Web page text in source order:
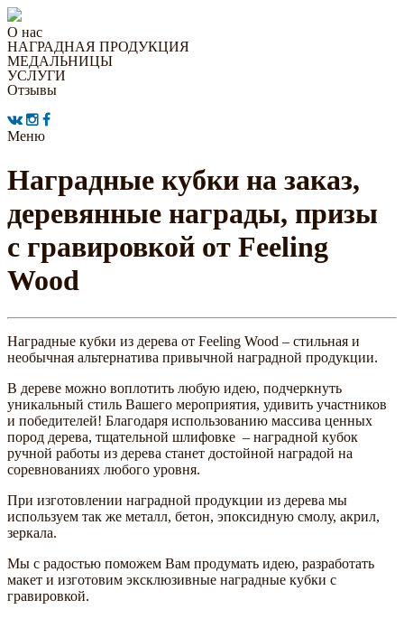
О нас
НАГРАДНАЯ ПРОДУКЦИЯ
МЕДАЛЬНИЦЫ
УСЛУГИ
Отзывы
Меню
Наградные кубки на заказ,
деревянные награды, призы
с гравировкой от Feeling
Wood
Наградные кубки из дерева от Feeling Wood – стильная и
необычная альтернатива привычной наградной продукции.
В дереве можно воплотить любую идею, подчеркнуть
уникальный стиль Вашего мероприятия, удивить участников
и победителей! Благодаря использованию массива ценных
пород дерева, тщательной шлифовке – наградной кубок
ручной работы из дерева станет достойной наградой на
соревнованиях любого уровня.
При изготовлении наградной продукции из дерева мы
используем так же металл, бетон, эпоксидную смолу, акрил,
зеркала.
Мы с радостью поможем Вам продумать идею, разработать
макет и изготовим эксклюзивные наградные кубки с
гравировкой.